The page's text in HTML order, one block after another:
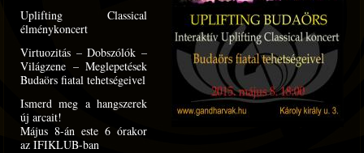
Uplifting Classical
élménykoncert
Virtuozitás – Dobszólók –
Világzene – Meglepetések
Budaörs fiatal tehetségeivel
Ismerd meg a hangszerek
új arcait!
Május 8-án este 6 órakor
az IFIKLUB-ban